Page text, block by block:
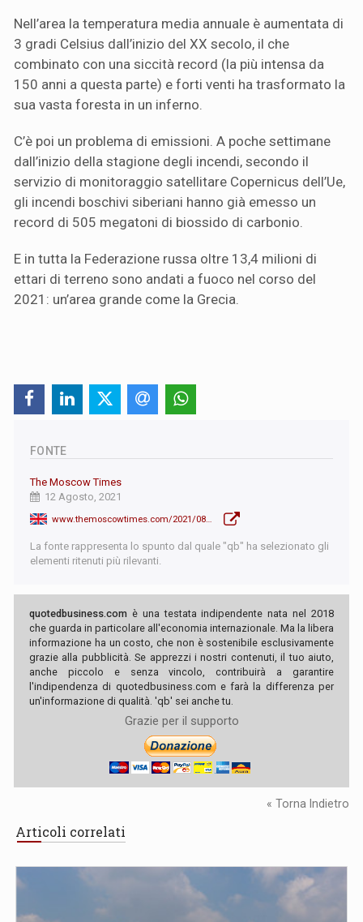
Nell’area la temperatura media annuale è aumentata di
3 gradi Celsius dall’inizio del XX secolo, il che
combinato con una siccità record (la più intensa da
150 anni a questa parte) e forti venti ha trasformato la
sua vasta foresta in un inferno.
C’è poi un problema di emissioni. A poche settimane
dall’inizio della stagione degli incendi, secondo il
servizio di monitoraggio satellitare Copernicus dell’Ue,
gli incendi boschivi siberiani hanno già emesso un
record di 505 megatoni di biossido di carbonio.
E in tutta la Federazione russa oltre 13,4 milioni di
ettari di terreno sono andati a fuoco nel corso del
2021: un’area grande come la Grecia.
FONTE
The Moscow Times
12 Agosto, 2021
La fonte rappresenta lo spunto dal quale "qb" ha selezionato gli
elementi ritenuti più rilevanti.
quotedbusiness.com è una testata indipendente nata nel 2018
che guarda in particolare all'economia internazionale. Ma la libera
informazione ha un costo, che non è sostenibile esclusivamente
grazie alla pubblicità. Se apprezzi i nostri contenuti, il tuo aiuto,
anche piccolo e senza vincolo, contribuirà a garantire
l'indipendenza di quotedbusiness.com e farà la differenza per
un'informazione di qualità. 'qb' sei anche tu.
Grazie per il supporto
« Torna Indietro
Articoli correlati